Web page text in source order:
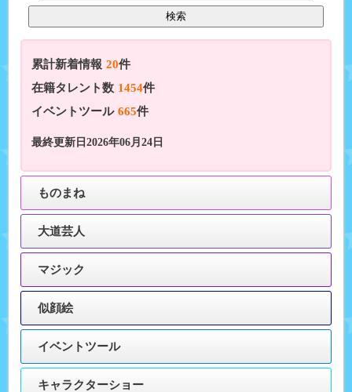
累計新着情報 20件
在籍タレント数 1454件
イベントツール 665件
最終更新日2026年06月24日
ものまね
大道芸人
マジック
似顔絵
イベントツール
キャラクターショー